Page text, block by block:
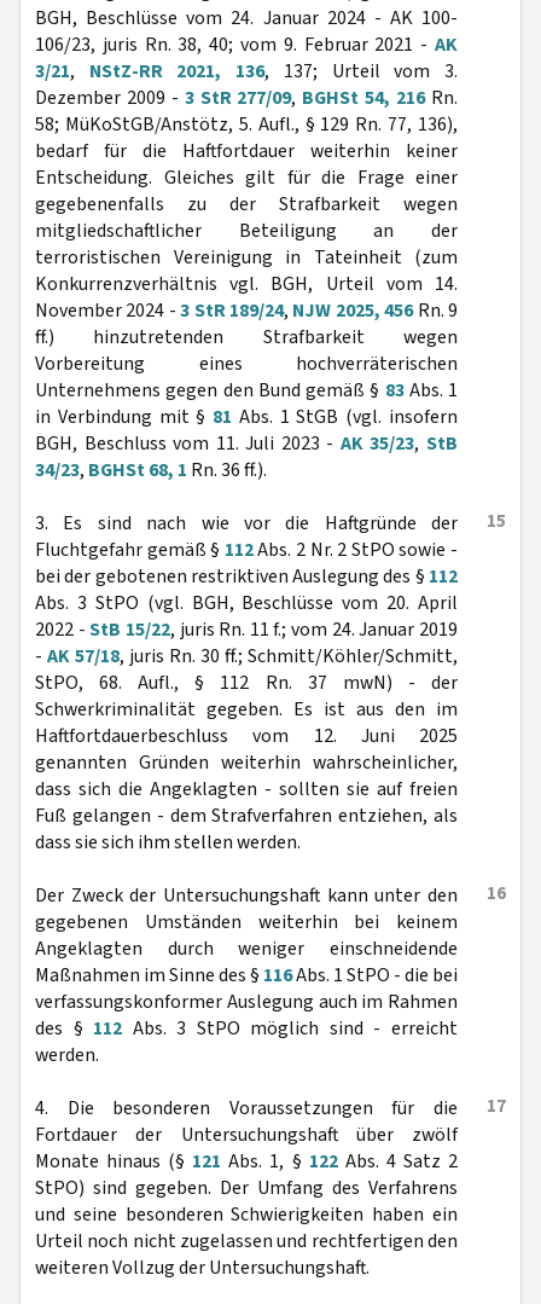
BGH, Beschlüsse vom 24. Januar 2024 - AK 100-
106/23, juris Rn. 38, 40; vom 9. Februar 2021 - AK
3/21, NStZ-RR 2021, 136, 137; Urteil vom 3.
Dezember 2009 - 3 StR 277/09, BGHSt 54, 216Rn.
58; MüKoStGB/Anstötz, 5. Aufl., § 129 Rn. 77, 136),
bedarf für die Haftfortdauer weiterhin keiner
Entscheidung. Gleiches gilt für die Frage einer
gegebenenfalls zu der Strafbarkeit wegen
mitgliedschaftlicher Beteiligung an der
terroristischen Vereinigung in Tateinheit (zum
Konkurrenzverhältnis vgl. BGH, Urteil vom 14.
November 2024 -3 StR 189/24, NJW 2025, 456Rn. 9
ff.) hinzutretenden Strafbarkeit wegen
Vorbereitung eines hochverräterischen
Unternehmens gegen den Bund gemäß § 83Abs. 1
in Verbindung mit § 81 Abs. 1 StGB (vgl. insofern
BGH, Beschluss vom 11. Juli 2023 - AK 35/23,StB
34/23, BGHSt 68, 1 Rn. 36 ff.).
15
3. Es sind nach wie vor die Haftgründe der
Fluchtgefahr gemäß § 112Abs. 2 Nr. 2 StPO sowie -
bei der gebotenen restriktiven Auslegung des § 112
Abs. 3 StPO (vgl. BGH, Beschlüsse vom 20. April
2022 -StB 15/22, juris Rn. 11 f.; vom 24. Januar 2019
- AK 57/18, juris Rn. 30 ff.; Schmitt/Köhler/Schmitt,
StPO, 68. Aufl., § 112 Rn. 37 mwN) - der
Schwerkriminalität gegeben. Es ist aus den im
Haftfortdauerbeschluss vom 12. Juni 2025
genannten Gründen weiterhin wahrscheinlicher,
dass sich die Angeklagten - sollten sie auf freien
Fuß gelangen - dem Strafverfahren entziehen, als
dass sie sich ihm stellen werden.
16
Der Zweck der Untersuchungshaft kann unter den
gegebenen Umständen weiterhin bei keinem
Angeklagten durch weniger einschneidende
Maßnahmen im Sinne des § 116Abs. 1 StPO - die bei
verfassungskonformer Auslegung auch im Rahmen
des § 112 Abs. 3 StPO möglich sind - erreicht
werden.
17
4. Die besonderen Voraussetzungen für die
Fortdauer der Untersuchungshaft über zwölf
Monate hinaus (§ 121 Abs. 1, § 122Abs. 4 Satz 2
StPO) sind gegeben. Der Umfang des Verfahrens
und seine besonderen Schwierigkeiten haben ein
Urteil noch nicht zugelassen und rechtfertigen den
weiteren Vollzug der Untersuchungshaft.